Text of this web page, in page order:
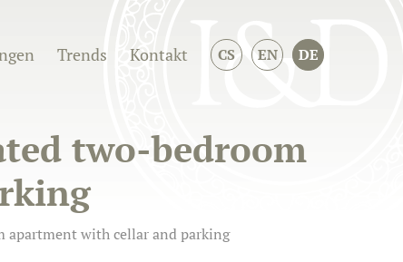
Trends Kontakt CS EN DE
two-bedroom
apartment with cellar and parking